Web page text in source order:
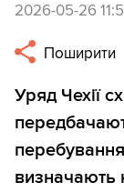
2026-05-26
Поширити
Уряд Чехії
визначають